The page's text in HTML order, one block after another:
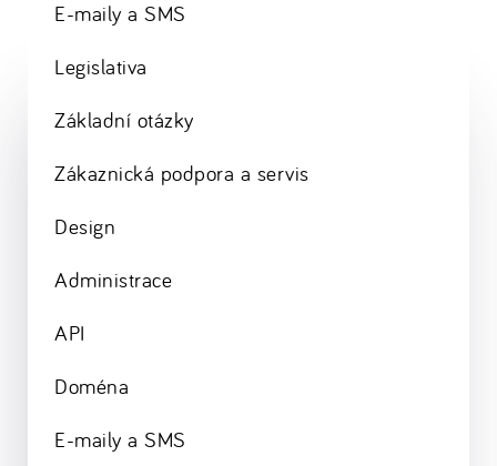
E-maily a SMS
Legislativa
Základní otázky
Zákaznická podpora a servis
Design
Administrace
API
Doména
E-maily a SMS